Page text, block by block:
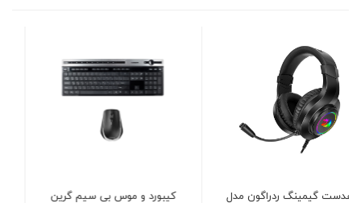
کیبورد و موس بی سیم گرین پد ماوس گرین مدل